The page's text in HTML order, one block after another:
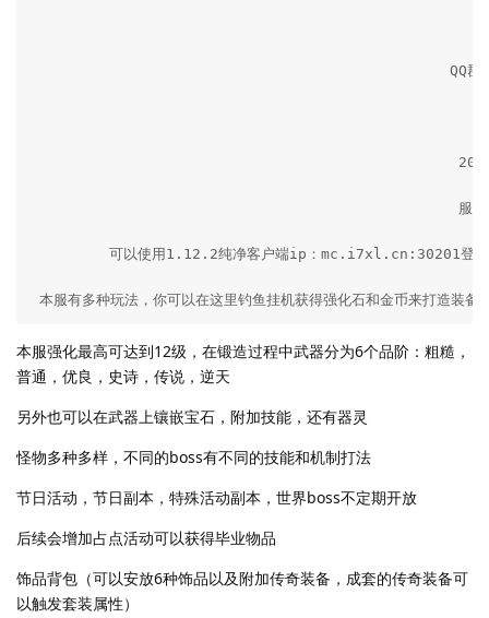
QQ群
2022
服务
可以使用1.12.2纯净客户端ip：mc.i7xl.cn:30201登录
本服有多种玩法，你可以在这里钓鱼挂机获得强化石和金币来打造装备
本服强化最高可达到12级，在锻造过程中武器分为6个品阶：粗糙，
普通，优良，史诗，传说，逆天
另外也可以在武器上镶嵌宝石，附加技能，还有器灵
怪物多种多样，不同的boss有不同的技能和机制打法
节日活动，节日副本，特殊活动副本，世界boss不定期开放
后续会增加占点活动可以获得毕业物品
饰品背包（可以安放6种饰品以及附加传奇装备，成套的传奇装备可
以触发套装属性）